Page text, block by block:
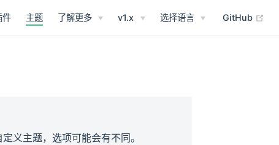
件 主题 了解更多 v1.x 选择语言 GitHub
义主题，选项可能会有不同。